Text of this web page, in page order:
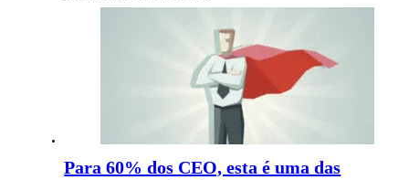
Para 60% dos CEO, esta é uma das